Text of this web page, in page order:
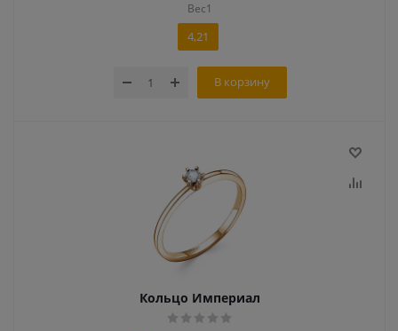
Вес1
4,21
В корзину
Кольцо Империал